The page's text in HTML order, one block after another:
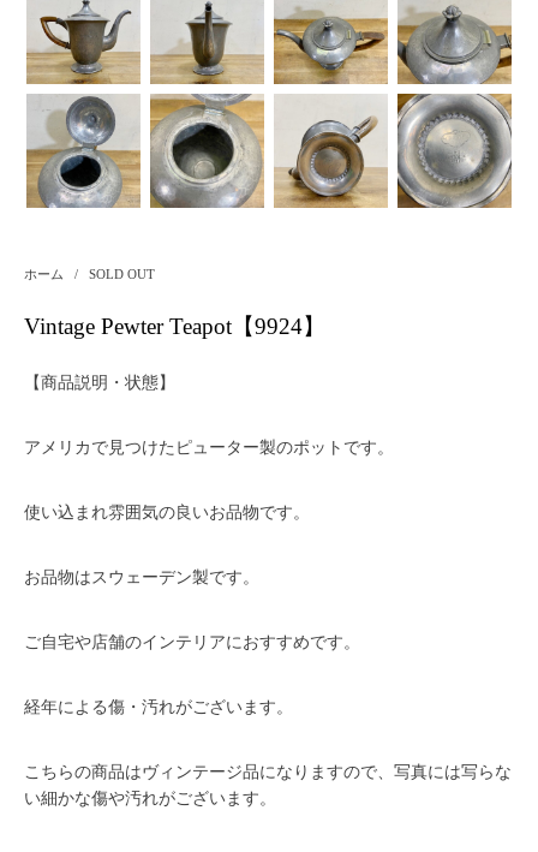
ホーム / SOLD OUT
Vintage Pewter Teapot【9924】
【商品説明・状態】
アメリカで見つけたピューター製のポットです。
使い込まれ雰囲気の良いお品物です。
お品物はスウェーデン製です。
ご自宅や店舗のインテリアにおすすめです。
経年による傷・汚れがございます。
こちらの商品はヴィンテージ品になりますので、写真には写らな
い細かな傷や汚れがございます。